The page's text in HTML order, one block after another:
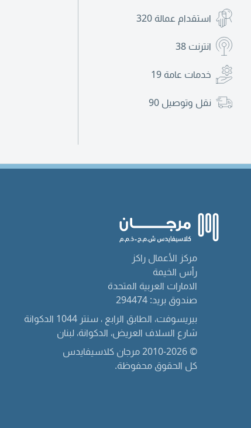
استقدام عمالة 320
انترنت 38
خدمات عامة 19
نقل وتوصيل 90
مركز الأعمال راكز
رأس الخيمة
الامارات العربية المتحدة
صندوق بريد: 294474
بيريسوفت، الطابق الرابع ، سنتر 1044 الدكوانة
شارع السلاف العريض، الدكوانة، لبنان
© 2010-2026 مرجان كلاسيفايدس
كل الحقوق محفوظة.